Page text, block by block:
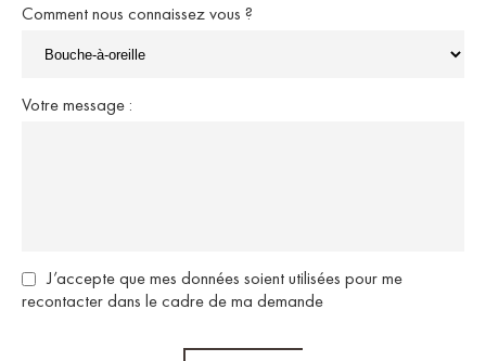
Comment nous connaissez vous ?
Votre message :
J’accepte que mes données soient utilisées pour me
recontacter dans le cadre de ma demande